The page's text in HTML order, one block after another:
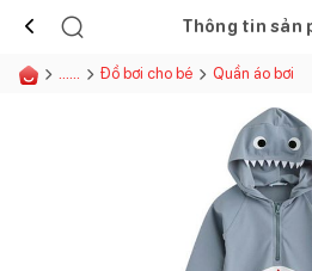
Thông tin sản
...... Đồ bơi cho bé Quần áo bơi